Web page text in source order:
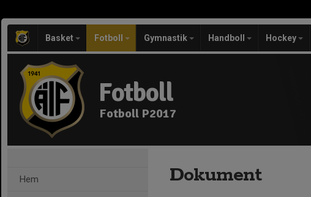
Basket Fotboll Gymnastik Handboll Hockey
Fotboll
Fotboll P2017
Hem Dokument